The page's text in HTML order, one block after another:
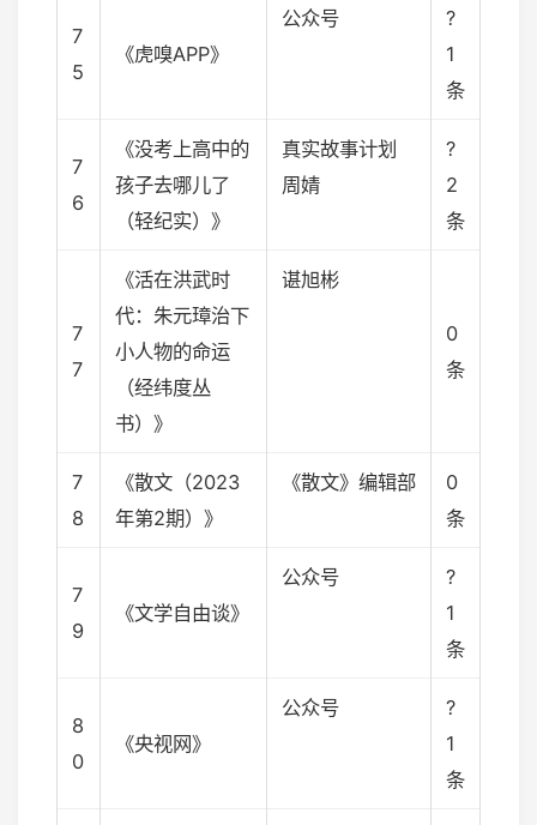
7
5
《虎嗅APP》
公众号
?
1
条
7
6
《没考上高中的
孩子去哪儿了
（轻纪实）》
真实故事计划
周婧
?
2
条
7
7
《活在洪武时
代：朱元璋治下
小人物的命运
（经纬度丛
书）》
谌旭彬
0
条
7
8
《散文（2023
年第2期）》
《散文》编辑部
0
条
7
9
《文学自由谈》
公众号
?
1
条
8
0
《央视网》
公众号
?
1
条